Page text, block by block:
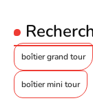
5999094005839
Référence produit
01502606
Référence
OBSERVATORY
boîtier grand tour
boîtier mini tour